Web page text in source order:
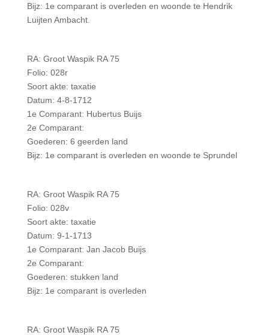
Bijz: 1e comparant is overleden en woonde te Hendrik
Luijten Ambacht.
RA: Groot Waspik RA 75
Folio: 028r
Soort akte: taxatie
Datum: 4-8-1712
1e Comparant: Hubertus Buijs
2e Comparant:
Goederen: 6 geerden land
Bijz: 1e comparant is overleden en woonde te Sprundel
RA: Groot Waspik RA 75
Folio: 028v
Soort akte: taxatie
Datum: 9-1-1713
1e Comparant: Jan Jacob Buijs
2e Comparant:
Goederen: stukken land
Bijz: 1e comparant is overleden
RA: Groot Waspik RA 75